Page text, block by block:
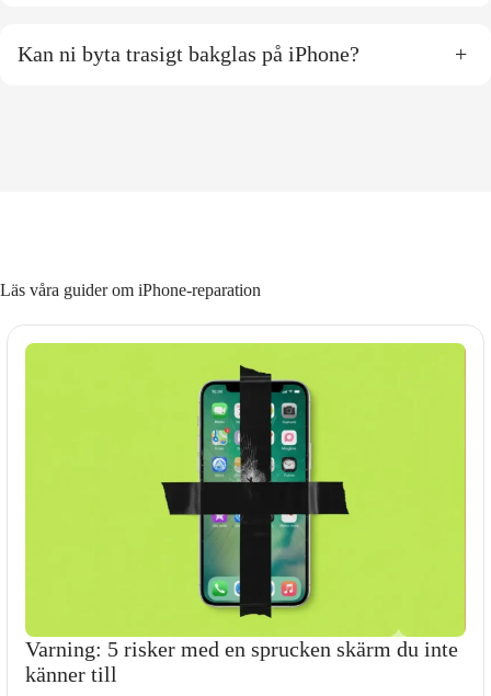
Kan ni byta trasigt bakglas på iPhone? +
Läs våra guider om iPhone-reparation
Varning: 5 risker med en sprucken skärm du inte
känner till